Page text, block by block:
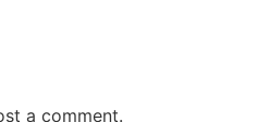
a comment.